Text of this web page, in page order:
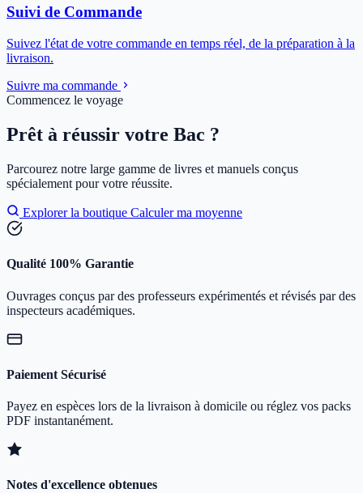
Suivi de Commande
Suivez l'état de votre commande en temps réel, de la préparation à la
livraison.
Suivre ma commande
Commencez le voyage
Prêt à réussir votre Bac ?
Parcourez notre large gamme de livres et manuels conçus
spécialement pour votre réussite.
Explorer la boutique Calculer ma moyenne
Qualité 100% Garantie
Ouvrages conçus par des professeurs expérimentés et révisés par des
inspecteurs académiques.
Paiement Sécurisé
Payez en espèces lors de la livraison à domicile ou réglez vos packs
PDF instantanément.
Notes d'excellence obtenues